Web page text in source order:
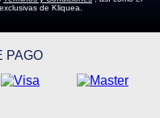
de Kliquea.
PAGO